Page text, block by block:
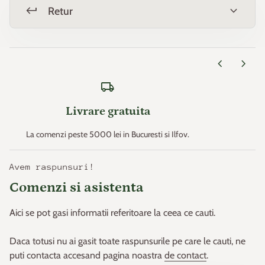
creșteri și la o producție mai mare.
Ghivece mari
– Perfect pentru balcoane și terase.
uri și congelare.
Vaccinium corymbosum
fructe delicioase și beneficii pentru sănătate, perfect pentru
Latime maxima : 1 - 1.5 m
keyboard_return Retur expand_more
chevron_left
chevron_right
local_shipping
Livrare gratuita
La comenzi peste 5000 lei in Bucuresti si Ilfov.
Avem raspunsuri!
Comenzi si asistenta
Aici se pot gasi informatii referitoare la ceea ce cauti.
Daca totusi nu ai gasit toate raspunsurile pe care le cauti, ne
puti contacta accesand pagina noastra de contact.